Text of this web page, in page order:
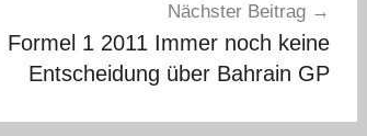
Nächster Beitrag
Formel 1 2011 Immer noch keine
Entscheidung über Bahrain GP